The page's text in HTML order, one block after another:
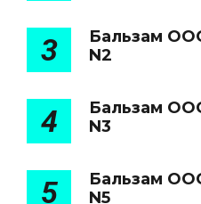
3
Бальзам
N2
4
Бальзам
N3
5
Бальзам
N5